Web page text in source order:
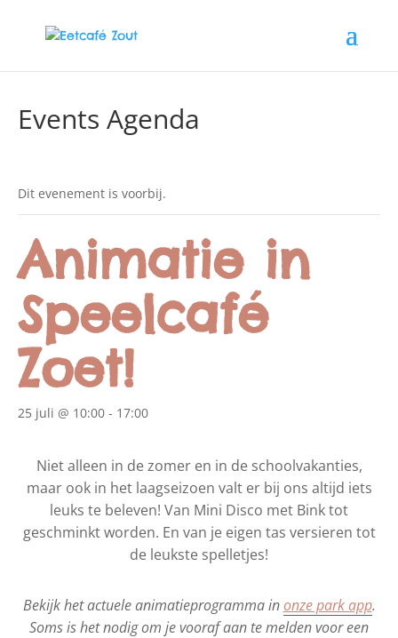
Events Agenda
Dit evenement is voorbij.
Animatie in
Speelcafé
Zoet!
25 juli @ 10:00 - 17:00
Niet alleen in de zomer en in de schoolvakanties,
maar ook in het laagseizoen valt er bij ons altijd iets
leuks te beleven! Van Mini Disco met Bink tot
geschminkt worden. En van je eigen tas versieren tot
de leukste spelletjes!
Bekijk het actuele animatieprogramma inonze park app.
Soms is het nodig om je vooraf aan te melden voor een